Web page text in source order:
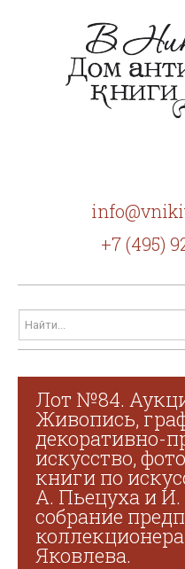
+7 (495)
Лот №84.
Живопись,
декоративно-
искусство,
книги по
А. Пьецуха и
собрание
коллекционера
Яковлева.